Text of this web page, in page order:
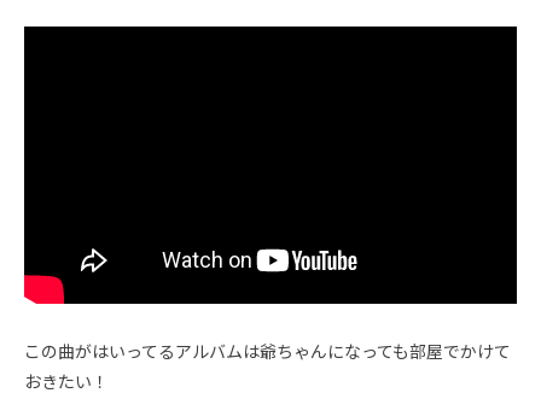
この曲がはいってるアルバムは爺ちゃんになっても部屋でかけて
おきたい！